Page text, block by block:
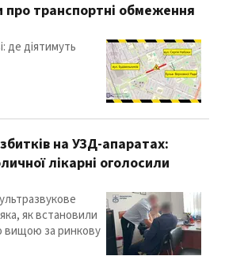
транспортні обмеження
де діятимуть
на УЗД-апаратах:
лікарні оголосили
як встановили
вищою за ринкову